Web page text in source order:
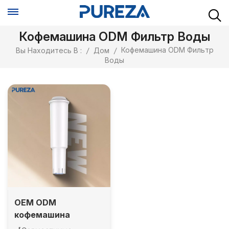
Кофемашина ODM Фильтр Воды
Вы Находитесь В : / Дом / Кофемашина ODM Фильтр
Воды
OEM ODM
кофемашина
фильтра для воды